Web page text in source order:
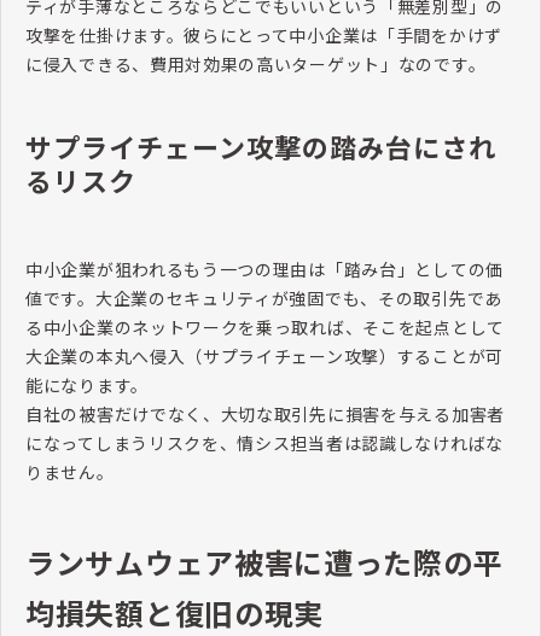
ティが手薄なところならどこでもいいという「無差別型」の
攻撃を仕掛けます。彼らにとって中小企業は「手間をかけず
に侵入できる、費用対効果の高いターゲット」なのです。
サプライチェーン攻撃の踏み台にされ
るリスク
中小企業が狙われるもう一つの理由は「踏み台」としての価
値です。大企業のセキュリティが強固でも、その取引先であ
る中小企業のネットワークを乗っ取れば、そこを起点として
大企業の本丸へ侵入（サプライチェーン攻撃）することが可
能になります。
自社の被害だけでなく、大切な取引先に損害を与える加害者
になってしまうリスクを、情シス担当者は認識しなければな
りません。
ランサムウェア被害に遭った際の平
均損失額と復旧の現実